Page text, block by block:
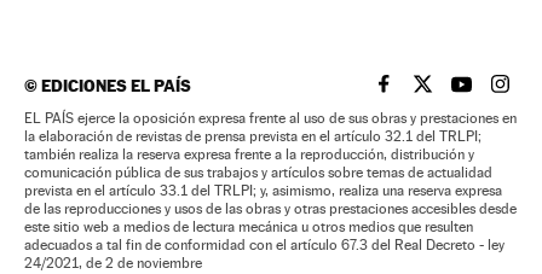
©EDICIONES EL PAÍS EL PAÍS BRASIL EN
EL PAÍSEL PAÍS
EL
EL PAÍS ejerce la oposición expresa frente al uso de sus obras y prestaciones en
la elaboración de revistas de prensa prevista en el artículo 32.1 del TRLPI;
también realiza la reserva expresa frente a la reproducción, distribución y
comunicación pública de sus trabajos y artículos sobre temas de actualidad
prevista en el artículo 33.1 del TRLPI; y, asimismo, realiza una reserva expresa
de las reproducciones y usos de las obras y otras prestaciones accesibles desde
este sitio web a medios de lectura mecánica u otros medios que resulten
adecuados a tal fin de conformidad con el artículo 67.3 del Real Decreto - ley
24/2021, de 2 de noviembre